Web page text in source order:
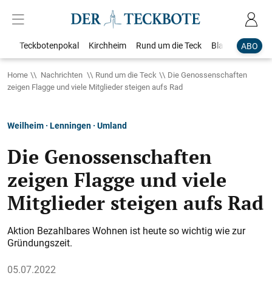
ABO
Teckbotenpokal Kirchheim Rund um die Teck Blaulicht
Home Nachrichten Rund um die Teck
Die Genossenschaften
zeigen Flagge und viele Mitglieder steigen aufs Rad
Weilheim · Lenningen · Umland
Die Genossenschaften
zeigen Flagge und viele
Mitglieder steigen aufs Rad
Aktion Bezahlbares Wohnen ist heute so wichtig wie zur
Gründungszeit.
05.07.2022